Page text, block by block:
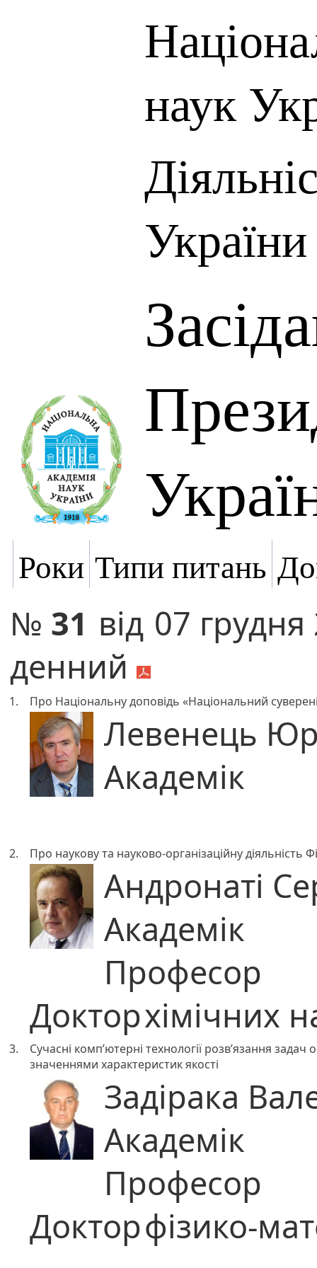
наук
України
Роки Типи питань
№ 31 від 07 грудня
денний
1. Про Національну доповідь «Національний
Левенець
Академік
2. Про наукову та науково-організаційну діяльність
Андронаті
Академік
Професор
Докторхімічних
3.
Сучасні комп’ютерні технології розв’язання
значеннями характеристик якості
Задірака
Академік
Професор
Докторфізико-